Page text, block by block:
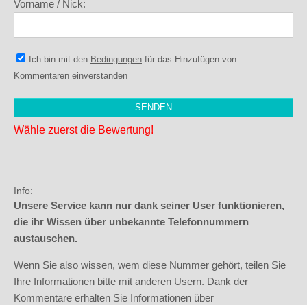
Vorname / Nick:
Ich bin mit den Bedingungen für das Hinzufügen von
Kommentaren einverstanden
Wähle zuerst die Bewertung!
Info:
Unsere Service kann nur dank seiner User funktionieren,
die ihr Wissen über unbekannte Telefonnummern
austauschen.
Wenn Sie also wissen, wem diese Nummer gehört, teilen Sie
Ihre Informationen bitte mit anderen Usern. Dank der
Kommentare erhalten Sie Informationen über